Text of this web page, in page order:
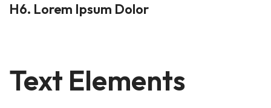
H6. Lorem Ipsum Dolor
Text Elements